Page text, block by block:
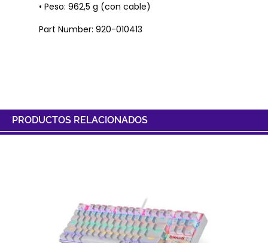
• Peso: 962,5 g (con cable)
Part Number: 920-010413
PRODUCTOS RELACIONADOS